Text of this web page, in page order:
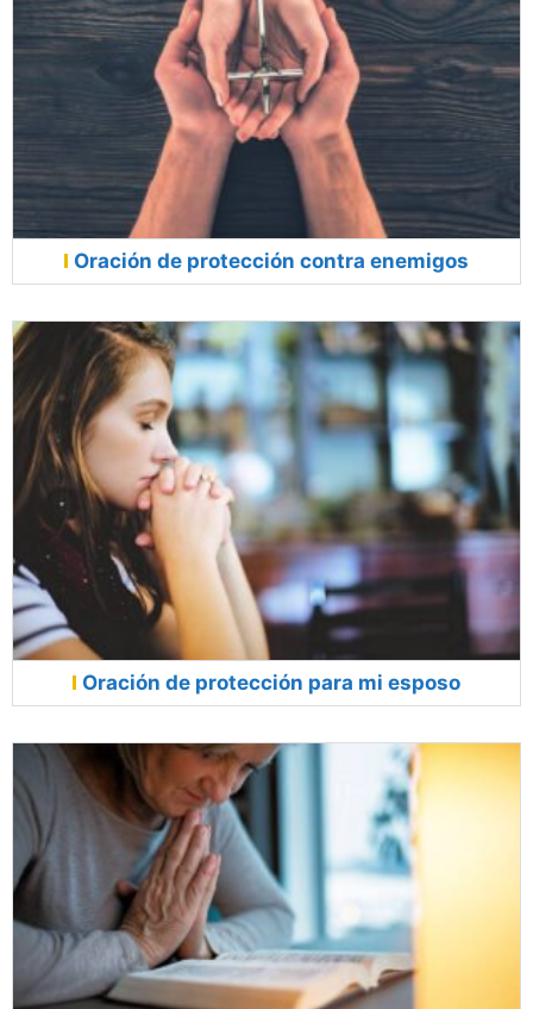
Oración de protección contra enemigos
Oración de protección para mi esposo